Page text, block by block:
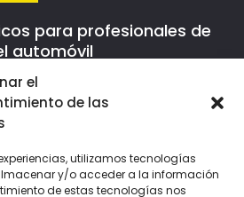
el
de las
utilizamos tecnologías
y/o acceder a la información
de estas tecnologías nos
para profesionales de
automóvil
Cisa
39, nave 3
- España